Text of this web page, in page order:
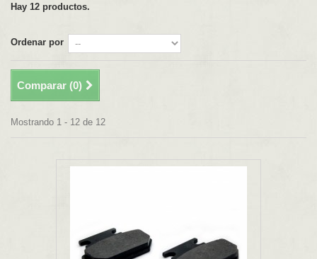
Hay 12 productos.
Ordenar por
Comparar (0)
Mostrando 1 - 12 de 12